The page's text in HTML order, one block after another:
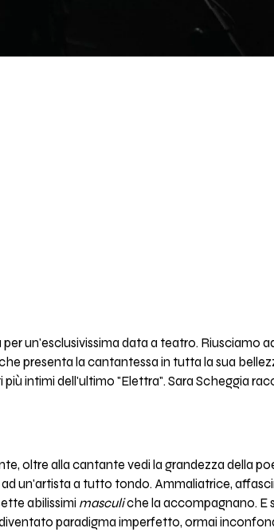
un'esclusivissima data a teatro. Riusciamo
presenta la cantantessa in tutta la sua
intimi dell'ultimo "Elettra". Sara Scheggia
oltre alla cantante vedi la grandezza della
un'artista a tutto tondo. Ammaliatrice,
abilissimi masculiche la accompagnano. E
paradigma imperfetto, ormai